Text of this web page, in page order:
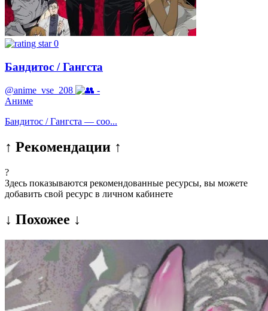
0
Бандитос / Гангста
@anime_vse_208
-
Аниме
Бандитос / Гангста — соо...
↑ Рекомендации ↑
?
Здесь показываются рекомендованные ресурсы, вы можете
добавить свой ресурс в личном кабинете
↓ Похожее ↓